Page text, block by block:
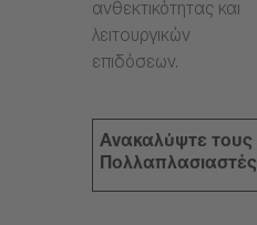
ανθεκτικότητας και
λειτουργικών
επιδόσεων.
Ανακαλύψτε τους
Πολλαπλασιαστές